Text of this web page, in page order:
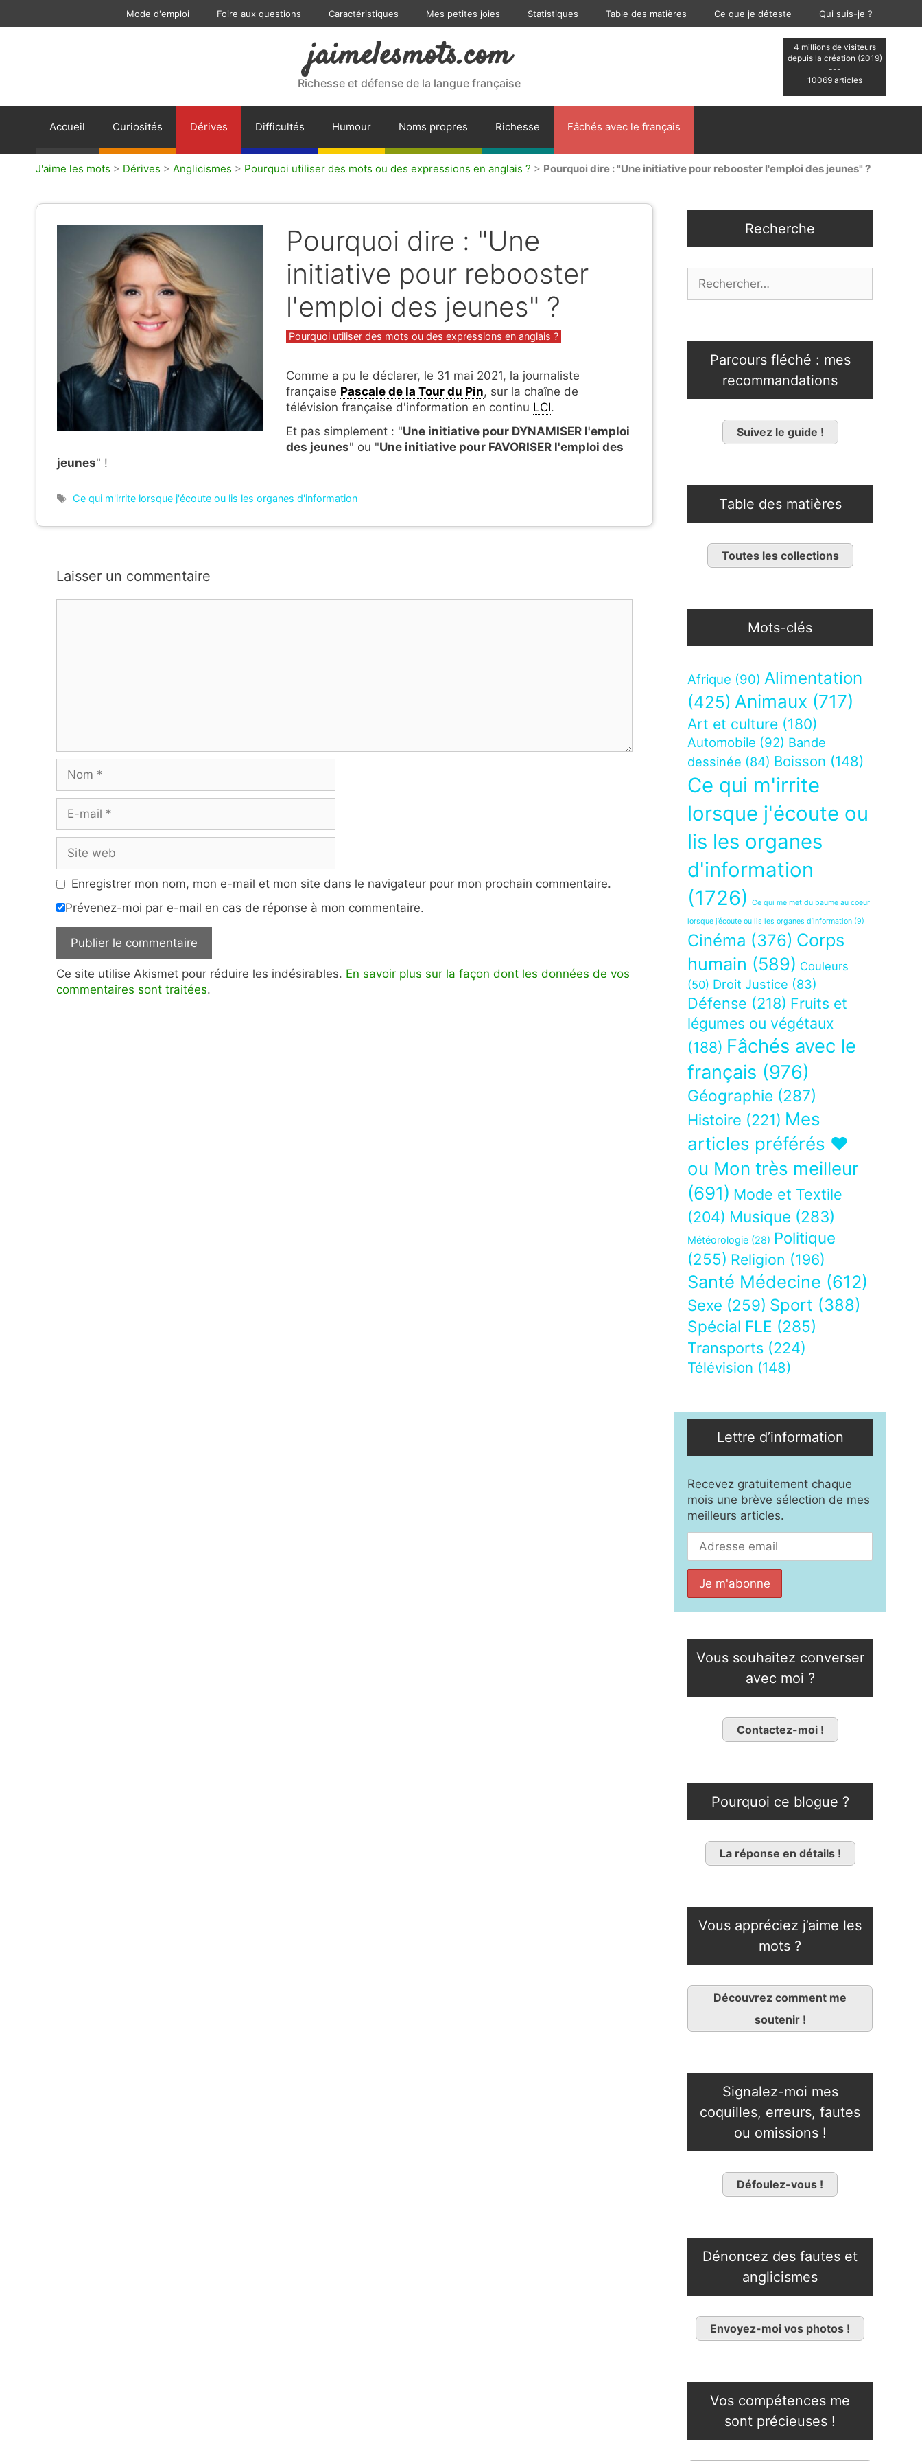
Mode d'emploi Foire aux questions Caractéristiques Mes petites joies Statistiques Table des matières Ce que je déteste Qui suis-je ?
4 millions de visiteurs
depuis la création (2019)
---
10069 articles
jaimelesmots.com
Richesse et défense de la langue française
Accueil Curiosités Dérives Difficultés Humour Noms propres Richesse Fâchés avec le français
J'aime les mots > Dérives > Anglicismes > Pourquoi utiliser des mots ou des expressions en anglais ? > Pourquoi dire : "Une initiative pour rebooster l'emploi des jeunes" ?
Pourquoi dire : "Une
initiative pour rebooster
l'emploi des jeunes" ?
Catégories
Pourquoi utiliser des mots ou des expressions en anglais ?
Comme a pu le déclarer, le 31 mai 2021, la journaliste
française Pascale de la Tour du Pin, sur la chaîne de
télévision française d'information en continu LCI.
Et pas simplement : "Une initiative pour DYNAMISER l'emploi
des jeunes" ou "Une initiative pour FAVORISER l'emploi des
jeunes" !
Étiquettes
Ce qui m'irrite lorsque j'écoute ou lis les organes d'information
Laisser un commentaire
mail
web
Enregistrer mon nom, mon e-mail et mon site dans le navigateur pour mon prochain commentaire.
Prévenez-moi par e-mail en cas de réponse à mon commentaire.
Ce site utilise Akismet pour réduire les indésirables. En savoir plus sur la façon dont les données de vos
commentaires sont traitées.
Recherche
Parcours fléché : mes
recommandations
Suivez le guide !
Table des matières
Toutes les collections
Mots-clés
Afrique (90) Alimentation
(425) Animaux (717)
Art et culture (180)
Automobile (92) Bande
dessinée (84) Boisson (148)
Ce qui m'irrite
lorsque j'écoute ou
lis les organes
d'information
(1726)
Ce qui me met du baume au coeur
lorsque j’écoute ou lis les organes d’information (9)
Cinéma (376) Corps
humain (589) Couleurs
(50) Droit Justice (83)
Défense (218) Fruits et
légumes ou végétaux
(188) Fâchés avec le
français (976)
Géographie (287)
Histoire (221) Mes
articles préférés ❤
ou Mon très meilleur
(691) Mode et Textile
(204) Musique (283)
Météorologie (28) Politique
(255) Religion (196)
Santé Médecine (612)
Sexe (259) Sport (388)
Spécial FLE (285)
Transports (224)
Télévision (148)
Lettre d’information
Recevez gratuitement chaque
mois une brève sélection de mes
meilleurs articles.
Vous souhaitez converser
avec moi ?
Contactez-moi !
Pourquoi ce blogue ?
La réponse en détails !
Vous appréciez j’aime les
mots ?
Découvrez comment me
soutenir !
Signalez-moi mes
coquilles, erreurs, fautes
ou omissions !
Défoulez-vous !
Dénoncez des fautes et
anglicismes
Envoyez-moi vos photos !
Vos compétences me
sont précieuses !